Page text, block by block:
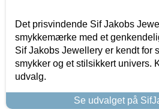
Det prisvindende Sif Jakobs
smykkemærke med et
Sif Jakobs Jewellery er kendt for
smykker og et stilsikkert univers.
udvalg.
Se udvalget på